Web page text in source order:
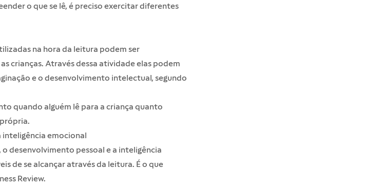
o que se lê, é preciso exercitar diferentes
na hora da leitura podem ser
crianças. Através dessa atividade elas podem
e o desenvolvimento intelectual, segundo
quando alguém lê para a criança quanto
inteligência emocional
desenvolvimento pessoal e a inteligência
de se alcançar através da leitura. É o que
Review.